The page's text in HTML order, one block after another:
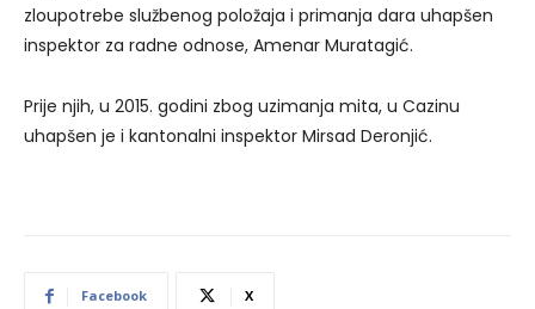
zloupotrebe službenog položaja i primanja dara uhapšen
inspektor za radne odnose, Amenar Muratagić.
Prije njih, u 2015. godini zbog uzimanja mita, u Cazinu
uhapšen je i kantonalni inspektor Mirsad Deronjić.
Facebook X